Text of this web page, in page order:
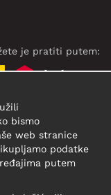
je pratiti putem:
bismo
web stranice
podatke
putem